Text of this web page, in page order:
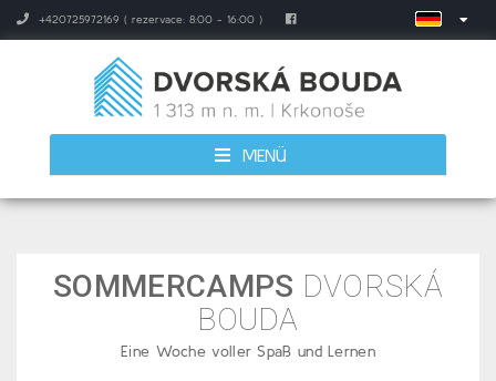
+420725972169 ( rezervace: 8:00 - 16:00 )
MENÜ
SOMMERCAMPS DVORSKÁ
BOUDA
Eine Woche voller Spaß und Lernen